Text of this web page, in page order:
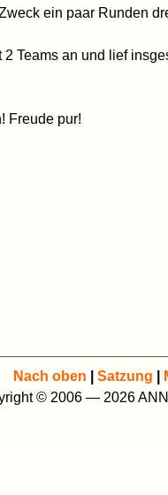
ein paar Runden
2 Teams an und lief
Freude pur!
Nach oben Satzung
© 2006 — 2026